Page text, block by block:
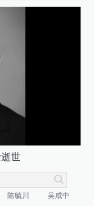
世
陈毓川
吴咸中